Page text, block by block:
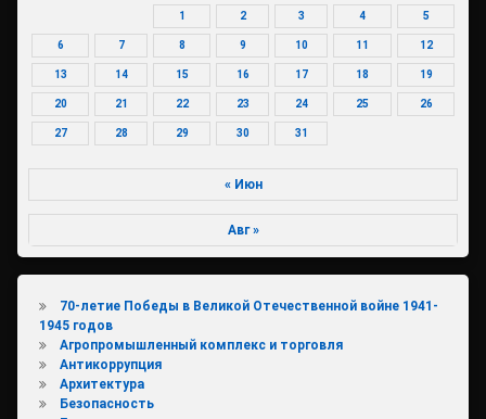
1 2 3 4 5
6 7 8 9 10 11 12
13 14 15 16 17 18 19
20 21 22 23 24 25 26
27 28 29 30 31
« Июн
Авг »
70-летие Победы в Великой Отечественной войне 1941-
1945 годов
Агропромышленный комплекс и торговля
Антикоррупция
Архитектура
Безопасность